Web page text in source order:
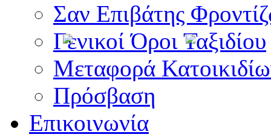
Σαν Επιβάτης
Γενικοί Όροι Ταξιδίου
Μεταφορά
Πρόσβαση
Επικοινωνία